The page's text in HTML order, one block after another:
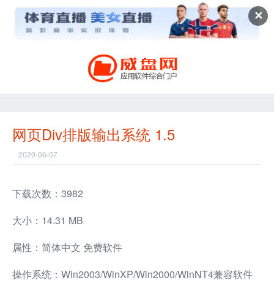
✕
网页Div排版输出系统 1.5
2020-06-07
下载次数：3982
大小：14.31 MB
属性：简体中文 免费软件
操作系统：Win2003/WinXP/Win2000/WinNT4兼容软件